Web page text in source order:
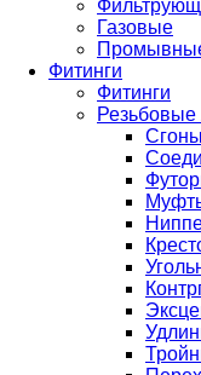
Газовые
Фитинги
Фитинги